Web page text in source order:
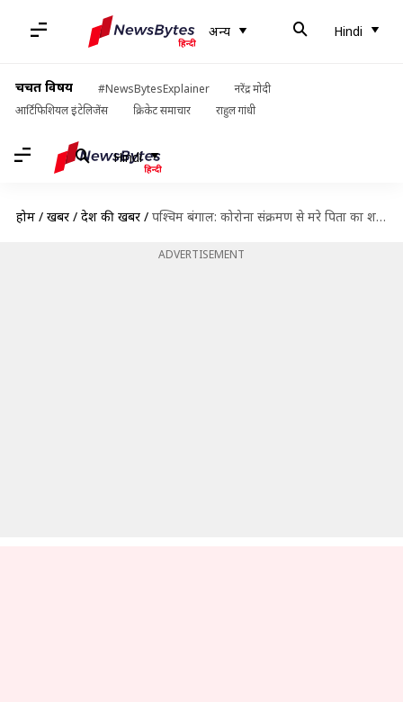
अन्य Hindi
चर्चित विषय #NewsBytesExplainer
नरेंद्र मोदी
आर्टिफिशियल इंटेलिजेंस
क्रिकेट समाचार राहुल गांधी
Hindi
होम / खबरें / देश की खबरें / पश्चिम बंगाल: कोरोना संक्रमण से मरे पिता का शव दिखाने के लिए मांगे 51,000 रुपये
ADVERTISEMENT